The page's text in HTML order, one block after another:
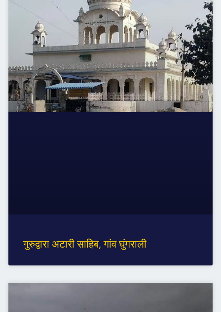
गुरुद्वारा अटारी साहिब, गांव घुंगराली